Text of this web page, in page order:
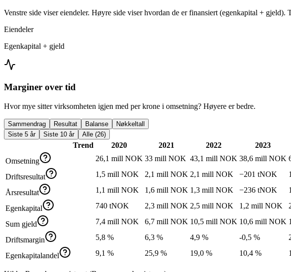
Venstre side viser eiendeler. Høyre side viser hvordan de er finansiert (egenkapital + gjeld).
Eiendeler
Egenkapital + gjeld
Marginer over tid
Hvor mye sitter virksomheten igjen med per krone i omsetning? Høyere er bedre.
Sammendrag Resultat Balanse
Nøkkeltall
Siste 5 år
Siste 10 år Alle (26)
Trend 2020 2021 2022 2023
Omsetning
26,1 mill NOK 33 mill NOK 43,1 mill NOK 38,6 mill NOK
Driftsresultat
1,5 mill NOK 2,1 mill NOK 2,1 mill NOK −201 tNOK
Årsresultat
1,1 mill NOK 1,6 mill NOK 1,3 mill NOK −236 tNOK
Egenkapital
740 tNOK 2,3 mill NOK 2,5 mill NOK 1,2 mill NOK
Sum gjeld
7,4 mill NOK 6,7 mill NOK 10,5 mill NOK 10,6 mill NOK
Driftsmargin
5,8 % 6,3 % 4,9 % -0,5 %
Egenkapitalandel
9,1 % 25,9 % 19,0 % 10,4 %